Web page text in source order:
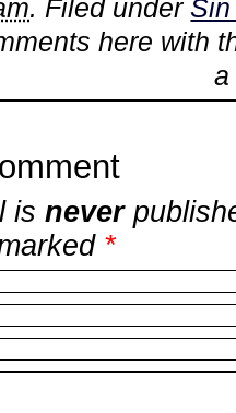
. Filed under
here with
a
is never
*